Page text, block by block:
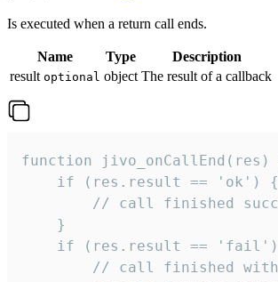
Is executed when a return call ends.
Name Type
Description
result optional object The result of a callback
function jivo_onCallEnd(res)
    if (res.result == 'ok') {
// call finished
    }
if (res.result ==
// call finished